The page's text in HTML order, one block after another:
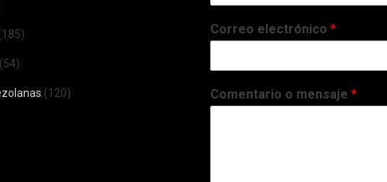
(54)
(120)
Correo electrónico *
Comentario o mensaje *